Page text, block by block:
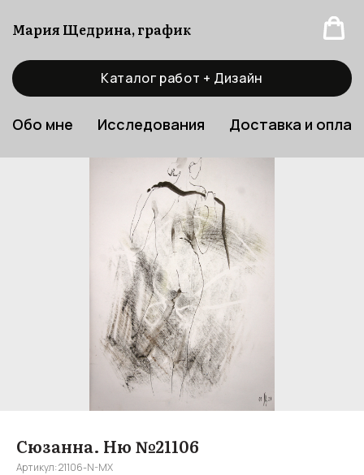
Мария Щедрина, график
Каталог работ + Дизайн
Обо мне Исследования Доставка и
Сюзанна. Ню №21106
Артикул:21106-N-MX